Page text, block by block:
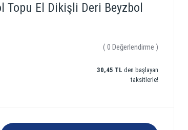
Topu El Dikişli Deri Beyzbol
( 0 Değerlendirme )
30,45 TL den başlayan
taksitlerle!